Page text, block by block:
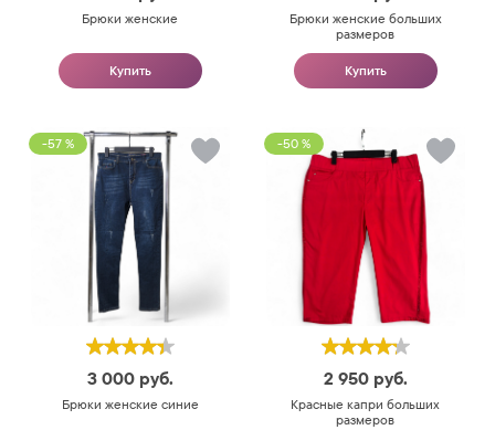
Брюки женские
Купить
Брюки женские больших
размеров
Купить
-57 %
3 000 руб.
Брюки женские синие
-50 %
2 950 руб.
Красные капри больших
размеров